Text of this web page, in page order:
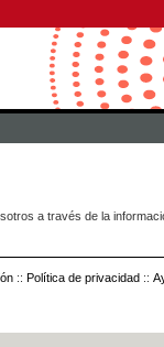
a través de la
:: Política de privacidad ::